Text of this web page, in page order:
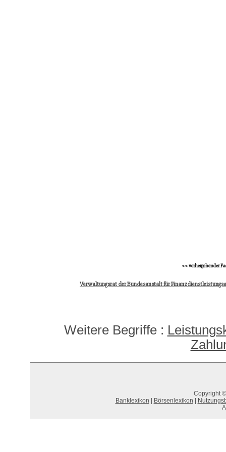
<< vorhergehender
Verwaltungsrat der Bundesanstalt für
Weitere Begriffe :
Copyright
Banklexikon
Börsenlexikon